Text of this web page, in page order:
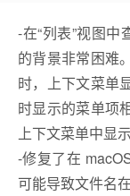
-在“列表”视图中
的背景非常困难
时，上下文菜单
时显示的菜单项
上下文菜单中显
-修复了在
可能导致文件名